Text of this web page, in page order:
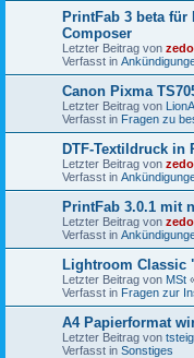
PrintFab 3 beta für
Composer
Letzter Beitrag von
Verfasst in
Canon Pixma
Letzter Beitrag von
Verfasst in Fragen zu
DTF-Textildruck in
Letzter Beitrag von
Verfasst in
PrintFab 3.0.1 mit
Letzter Beitrag von
Verfasst in
Lightroom Classic
Letzter Beitrag von MSt
Verfasst in Fragen zur
A4 Papierformat
Letzter Beitrag von
Verfasst in Sonstiges